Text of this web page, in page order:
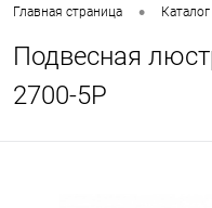
Главная страница •
Подвесная
2700-5P